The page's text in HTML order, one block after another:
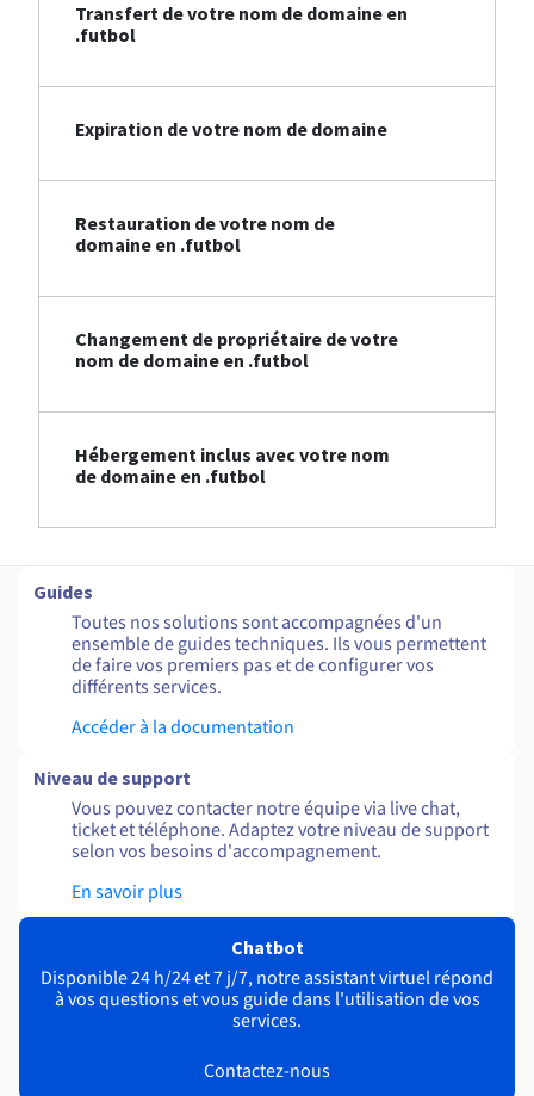
Transfert de votre nom de domaine en
.futbol
Expiration de votre nom de domaine
Restauration de votre nom de
domaine en .futbol
Changement de propriétaire de votre
nom de domaine en .futbol
Hébergement inclus avec votre nom
de domaine en .futbol
Guides
Toutes nos solutions sont accompagnées d'un
ensemble de guides techniques. Ils vous permettent
de faire vos premiers pas et de configurer vos
différents services.
Accéder à la documentation
Niveau de support
Vous pouvez contacter notre équipe via live chat,
ticket et téléphone. Adaptez votre niveau de support
selon vos besoins d'accompagnement.
En savoir plus
Chatbot
Disponible 24 h/24 et 7 j/7, notre assistant virtuel répond
à vos questions et vous guide dans l'utilisation de vos
services.
Contactez-nous